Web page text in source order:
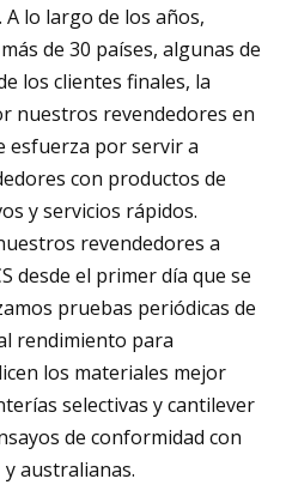
lo largo de los años,
de 30 países, algunas de
los clientes finales, la
nuestros revendedores en
esfuerza por servir a
con productos de
y servicios rápidos.
revendedores a
desde el primer día que se
pruebas periódicas de
rendimiento para
los materiales mejor
selectivas y cantilever
de conformidad con
australianas.